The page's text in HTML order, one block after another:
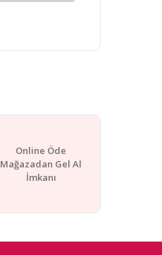
Online Öde
Mağazadan Gel Al
İmkanı